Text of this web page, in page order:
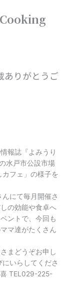
ありがとうご
報誌『よみうり
水戸市公設市場
フェ」の様子を
にて毎月開催さ
の効能や食卓へ
ントで、今回も
マ達がたくさん
まどうぞお申し
いらしてくださ
TEL029-225-